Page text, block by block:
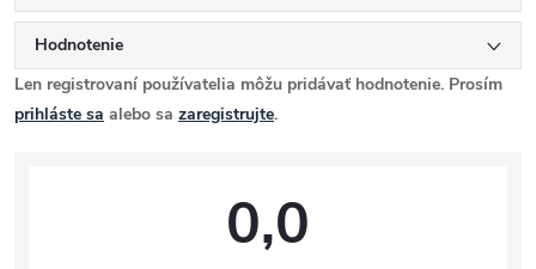
Hodnotenie
Len registrovaní používatelia môžu pridávať hodnotenie. Prosím
prihláste sa alebo sa zaregistrujte.
0,0